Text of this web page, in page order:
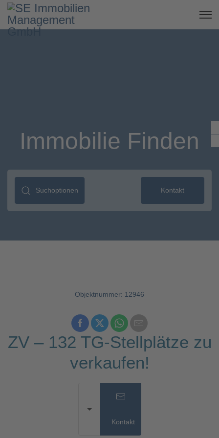
Immobilie Finden
Suchoptionen Kontakt
Objektnummer: 12946
ZV – 132 TG-Stellplätze zu
verkaufen!
Kontakt